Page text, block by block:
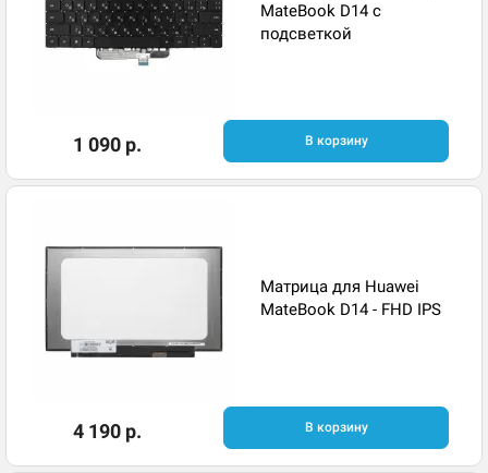
MateBook D14 с
подсветкой ​
1 090 р. В корзину
Матрица для Huawei
MateBook D14 - FHD IPS
4 190 р. В корзину